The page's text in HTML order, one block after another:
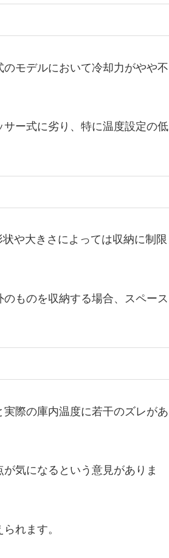
モデルにおいて冷却力がやや不
ー式に劣り、特に温度設定の低
や大きさによっては収納に制限
ものを収納する場合、スペース
際の庫内温度に若干のズレがあ
気になるという意見がありま
れます。